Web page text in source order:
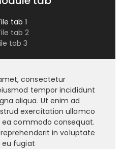
tab 1
tab 2
tab 3
consectetur
tempor incididunt
aliqua. Ut enim ad
exercitation ullamco
ea commodo consequat.
in voluptate
eu fugiat